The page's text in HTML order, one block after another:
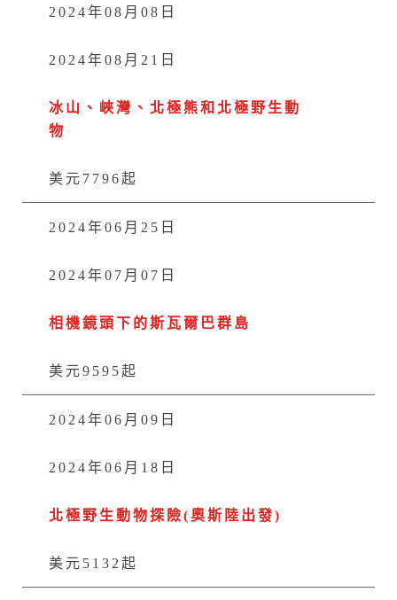
2024年08月08日
2024年08月21日
冰山、峽灣、北極熊和北極野生動
物
美元7796起
2024年06月25日
2024年07月07日
相機鏡頭下的斯瓦爾巴群島
美元9595起
2024年06月09日
2024年06月18日
北極野生動物探險(奧斯陸出發)
美元5132起